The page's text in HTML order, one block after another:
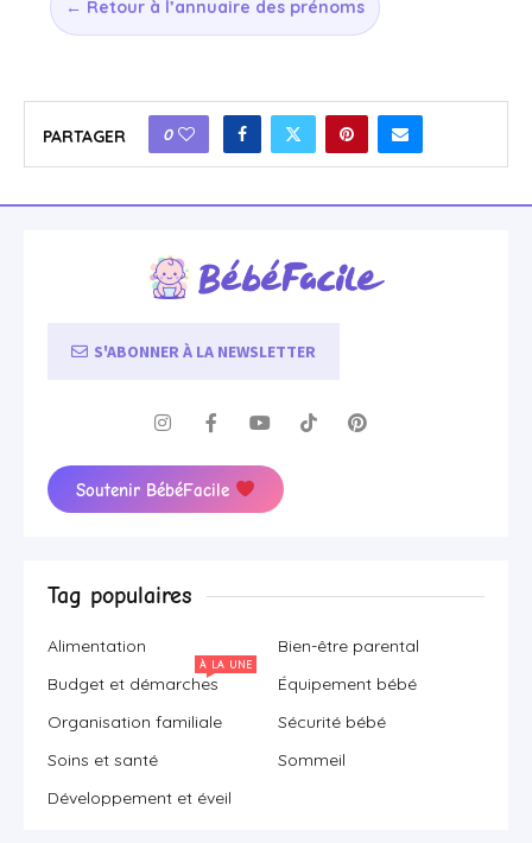
← Retour à l’annuaire des prénoms
PARTAGER 0
S'ABONNER À LA NEWSLETTER
Soutenir BébéFacile
Tag populaires
Alimentation
Bien-être parental
Budget et démarches
À LA UNE
Équipement bébé
Organisation familiale
Sécurité bébé
Soins et santé
Sommeil
Développement et éveil